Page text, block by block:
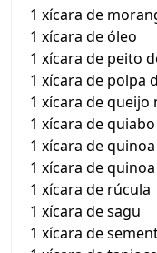
1 xícara de
1 xícara de óleo
1 xícara de peito
1 xícara de polpa
1 xícara de queijo
1 xícara de
1 xícara de quinoa
1 xícara de
1 xícara de rúcula
1 xícara de sagu
1 xícara de